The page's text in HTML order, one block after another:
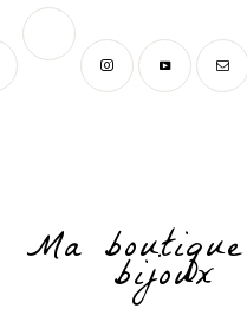
Ma bijoux